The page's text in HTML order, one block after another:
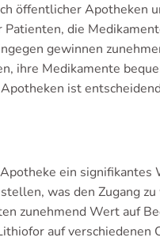
öffentlicher Apotheken
die
gewinnen
ihre Medikamente
ist
ein signifikantes
was den Zugang
zunehmend Wert auf
auf verschiedenen